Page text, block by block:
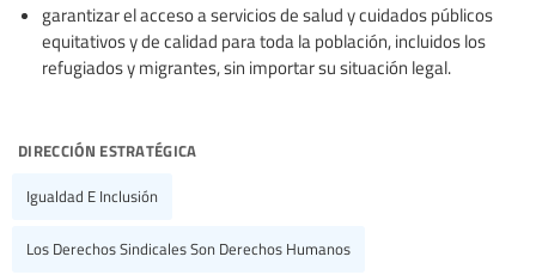
garantizar el acceso a servicios de salud y cuidados públicos
equitativos y de calidad para toda la población, incluidos los
refugiados y migrantes, sin importar su situación legal.
dirección estratégica
Igualdad E Inclusión
Los Derechos Sindicales Son Derechos Humanos